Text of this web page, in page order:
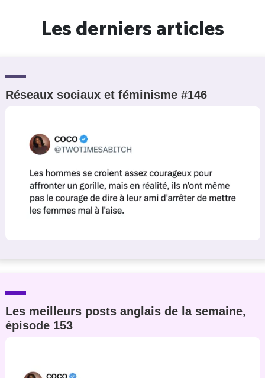
Les derniers articles
Réseaux sociaux et féminisme #146
Les meilleurs posts anglais de la semaine,
épisode 153
Un Thread